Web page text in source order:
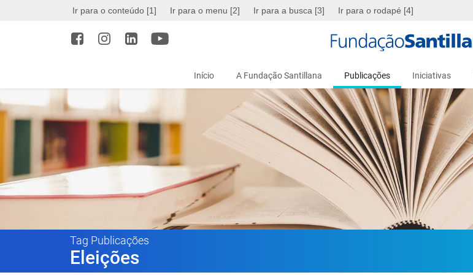
Ir para o conteúdo [1] Ir para o menu [2] Ir para a busca [3] Ir para o rodapé [4]
Início A Fundação Santillana Publicações Iniciativas
Tag Publicações
Eleições